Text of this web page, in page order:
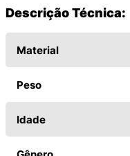
Descrição Técnica:
Material
Peso
Idade